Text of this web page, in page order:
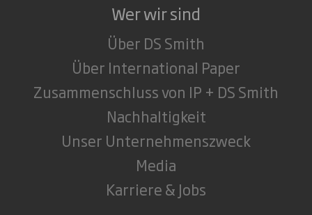
Wer wir sind
Über DS Smith
Über International Paper
Zusammenschluss von IP + DS Smith
Nachhaltigkeit
Unser Unternehmenszweck
Media
Karriere & Jobs